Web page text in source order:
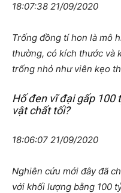
18:07:38 21/09/2020
Trống đồng tí hon là mô
thường, có kích thước và
trống nhỏ như viên kẹo
Hố đen vĩ đại gấp 100
vật chất tối?
18:06:07 21/09/2020
Nghiên cứu mới đây đã
với khối lượng bằng 100